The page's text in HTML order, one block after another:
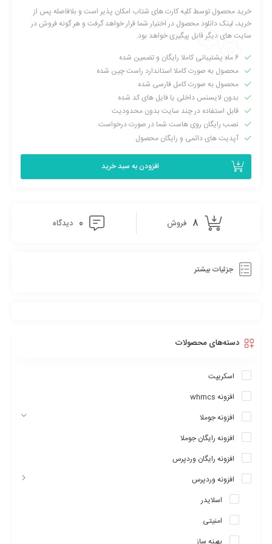
فایل به روزرسانی های رایگان افزونه را دریافت خواهید کرد. شما می
توانید زمان و پول خود را پس انداز کنید و با پرداخت هزینه ای برای
افزونه
صفحه ای که می خواهید ویرایش کنید و شروع به سفارشی سازی
عنصر بازرسی درافزونه وردپرس مداد زرد
هر لایه را سفارشی کنید.بر روی هر عنصر که می خواهید سفارشی کنید،
کلیک کنید تا شروع به سفارشی سازی بصری کند!ویرایش رنگ، فونت،
اندازه، موقعیت و سبک خیلی موارد دیگر به آسانی امکان پذیراست .مداد
همچنین ویژگی های منحصر به فرد در مورد تکنولوژی وب آینده می
باشد.
خرید محصول توسط کلیه کارت های شتاب امکان پذیر است و بلافاصله پس از
خرید، لینک دانلود محصول در اختیار شما قرار خواهد گرفت و هر گونه فروش در
سایت های دیگر قابل پیگیری خواهد بود.
۶ ماه پشتیبانی کاملا رایگان و تضمین شده
محصول به صورت کاملا استاندارد راست چین شده
محصول به صورت کامل فارسی شده
بدون لایسنس داخلی یا فایل های کد شده
قابل استفاده در چند سایت بدون محدودیت
نصب رایگان روی هاست شما در صورت درخواست
آپدیت های دائمی و رایگان محصول
افزودن به سبد خرید
8 فروش 0 دیدگاه
جزئیات بیشتر
دسته‌های محصولات
اسکریپت
افزونه whmcs
افزونه جوملا
افزونه رایگان جوملا
افزونه رایگان وردپرس
افزونه وردپرس
اسلایدر
امنیتی
بهینه ساز